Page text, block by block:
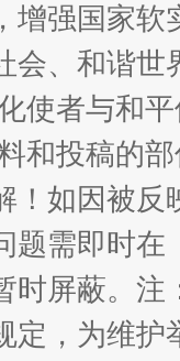
增强国家
会、和谐
使者与和
和投稿的
！如因被
题需即时在
时屏蔽。
定，为维